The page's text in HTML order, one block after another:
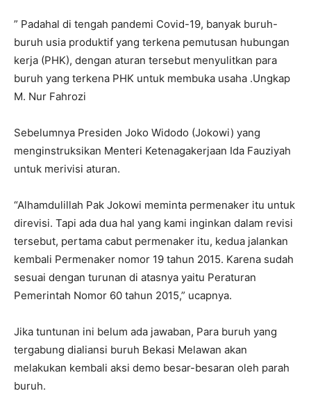
” Padahal di tengah pandemi Covid-19, banyak buruh-
buruh usia produktif yang terkena pemutusan hubungan
kerja (PHK), dengan aturan tersebut menyulitkan para
buruh yang terkena PHK untuk membuka usaha .Ungkap
M. Nur Fahrozi
Sebelumnya Presiden Joko Widodo (Jokowi) yang
menginstruksikan Menteri Ketenagakerjaan Ida Fauziyah
untuk merivisi aturan.
“Alhamdulillah Pak Jokowi meminta permenaker itu untuk
direvisi. Tapi ada dua hal yang kami inginkan dalam revisi
tersebut, pertama cabut permenaker itu, kedua jalankan
kembali Permenaker nomor 19 tahun 2015. Karena sudah
sesuai dengan turunan di atasnya yaitu Peraturan
Pemerintah Nomor 60 tahun 2015,” ucapnya.
Jika tuntunan ini belum ada jawaban, Para buruh yang
tergabung dialiansi buruh Bekasi Melawan akan
melakukan kembali aksi demo besar-besaran oleh parah
buruh.